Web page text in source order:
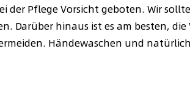
der Pflege Vorsicht geboten. Wir
Darüber hinaus ist es am besten,
Händewaschen und